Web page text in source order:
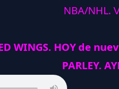
NBA/NHL.
WINGS. HOY de
PARLEY.